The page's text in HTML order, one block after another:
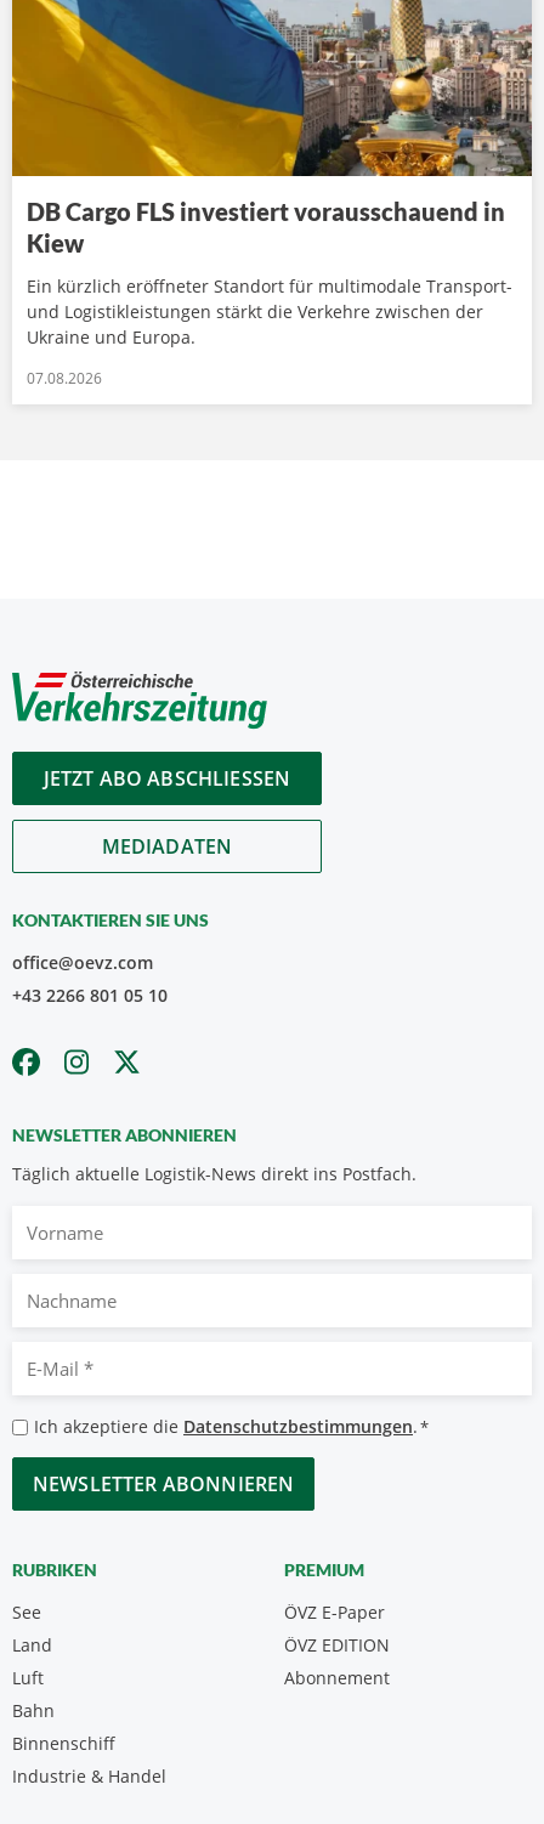
DB Cargo FLS investiert vorausschauend in
Kiew
Ein kürzlich eröffneter Standort für multimodale Transport-
und Logistikleistungen stärkt die Verkehre zwischen der
Ukraine und Europa.
07.08.2026
JETZT ABO ABSCHLIESSEN
MEDIADATEN
KONTAKTIEREN SIE UNS
office@oevz.com
+43 2266 801 05 10
NEWSLETTER ABONNIEREN
Täglich aktuelle Logistik-News direkt ins Postfach.
Nachname
Mail
*
Datenschutzbestimmungen
*
Ich akzeptiere die Datenschutzbestimmungen.*
CAPTCHA
RUBRIKEN
See
Land
Luft
Bahn
Binnenschiff
Industrie & Handel
PREMIUM
ÖVZ E-Paper
Abonnement
ÖVZ EDITION